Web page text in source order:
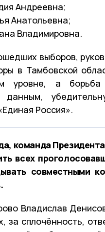
Андреевна;
Анатольевна;
Владимировна.
выборов,
в Тамбовской
уровне, а
данным,
Россия».
команда
всех
совместными
Владислав
за сплочённость,